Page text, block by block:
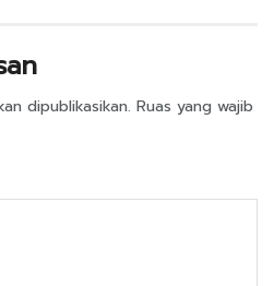
dipublikasikan. Ruas yang wajib